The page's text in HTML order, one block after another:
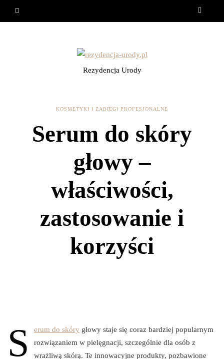
Rezydencja Urody
KOSMETYKI I ZABIEGI PROFESJONALNE
Serum do skóry
głowy –
właściwości,
zastosowanie i
korzyści
S erum do skóry głowy staje się coraz bardziej popularnym
rozwiązaniem w pielęgnacji, szczególnie dla osób z
wrażliwą skórą. Te innowacyjne produkty, pozbawione